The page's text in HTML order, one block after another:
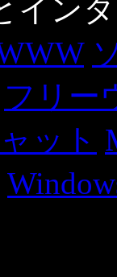
イン
フリー
ット